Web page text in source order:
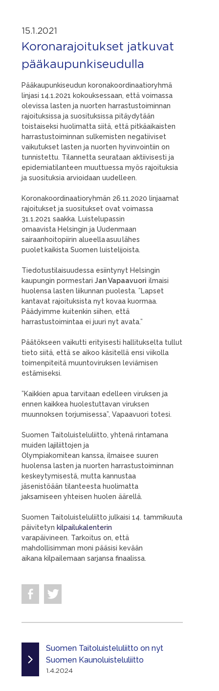
15.1.2021
Koronarajoitukset jatkuvat
pääkaupunkiseudulla
Pääkaupunkiseudun koronakoordinaatioryhmä
linjasi 14.1.2021 kokouksessaan, että voimassa
olevissa lasten ja nuorten harrastustoiminnan
rajoituksissa ja suosituksissa pitäydytään
toistaiseksi huolimatta siitä, että pitkäaikaisten
harrastustoiminnan sulkemisten negatiiviset
vaikutukset lasten ja nuorten hyvinvointiin on
tunnistettu. Tilannetta seurataan aktiivisesti ja
epidemiatilanteen muuttuessa myös rajoituksia
ja suosituksia arvioidaan uudelleen.
Koronakoordinaatioryhmän 26.11.2020 linjaamat
rajoitukset ja suositukset ovat voimassa
31.1.2021 saakka. Luistelupassin
omaavista Helsingin ja Uudenmaan
sairaanhoitopiirin alueella asuu lähes
puolet kaikista Suomen luistelijoista.
Tiedotustilaisuudessa esiintynyt Helsingin
kaupungin pormestari Jan Vapaavuori ilmaisi
huolensa lasten liikunnan puolesta. ”Lapset
kantavat rajoituksista nyt kovaa kuormaa.
Päädyimme kuitenkin siihen, että
harrastustoimintaa ei juuri nyt avata.”
Päätökseen vaikutti erityisesti hallitukselta tullut
tieto siitä, että se aikoo käsitellä ensi viikolla
toimenpiteitä muuntoviruksen leviämisen
estämiseksi.
”Kaikkien apua tarvitaan edelleen viruksen ja
ennen kaikkea huolestuttavan viruksen
muunnoksen torjumisessa”, Vapaavuori totesi.
Suomen Taitoluisteluliitto, yhtenä rintamana
muiden lajiliittojen ja
Olympiakomitean kanssa, ilmaisee suuren
huolensa lasten ja nuorten harrastustoiminnan
keskeytymisestä, mutta kannustaa
jäsenistöään tilanteesta huolimatta
jaksamiseen yhteisen huolen äärellä.
Suomen Taitoluisteluliitto julkaisi 14. tammikuuta
päivitetyn kilpailukalenterin
varapäivineen. Tarkoitus on, että
mahdollisimman moni pääsisi kevään
aikana kilpailemaan sarjansa finaalissa.
Suomen Taitoluisteluliitto on nyt
Suomen Kaunoluisteluliitto
1.4.2024